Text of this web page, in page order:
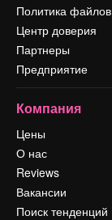
Политика
Центр доверия
Партнеры
Предприятие
Компания
Цены
О нас
Reviews
Вакансии
Поиск тенденций